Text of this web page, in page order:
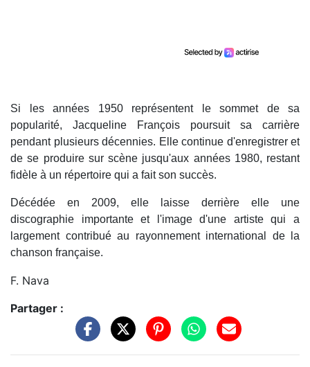
Si les années 1950 représentent le sommet de sa
popularité, Jacqueline François poursuit sa carrière
pendant plusieurs décennies. Elle continue d'enregistrer et
de se produire sur scène jusqu'aux années 1980, restant
fidèle à un répertoire qui a fait son succès.
Décédée en 2009, elle laisse derrière elle une
discographie importante et l'image d'une artiste qui a
largement contribué au rayonnement international de la
chanson française.
F. Nava
Partager :